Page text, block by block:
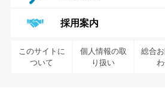
採用案内
このサイトに
ついて
個人情報の取
り扱い
総合